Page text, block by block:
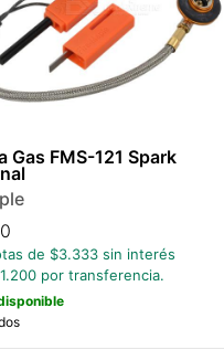
Gas FMS-121 Spark
de $3.333 sin interés
1.200por transferencia.